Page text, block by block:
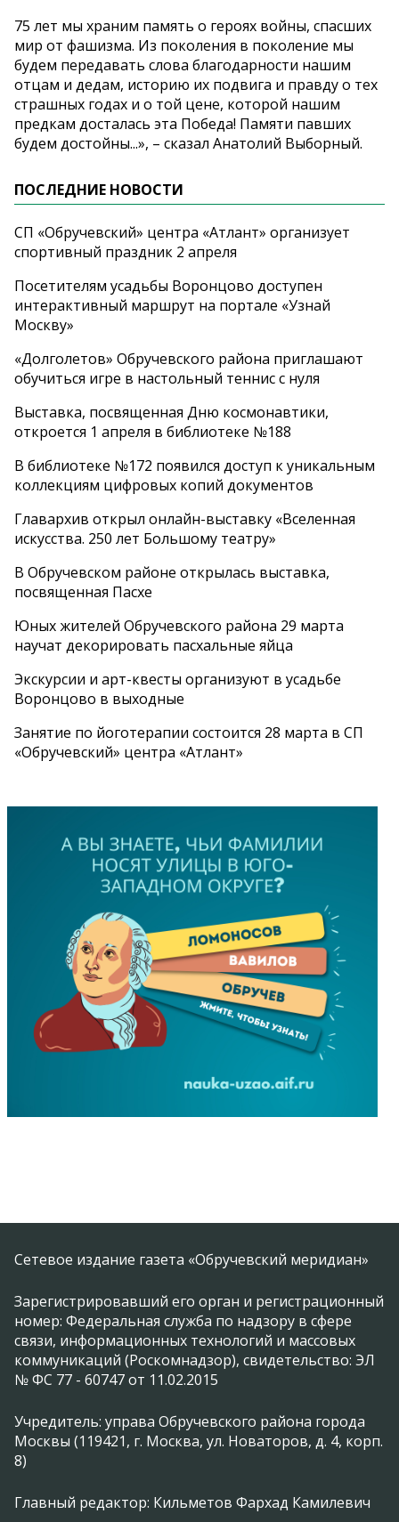
75 лет мы храним память о героях войны, спасших
мир от фашизма. Из поколения в поколение мы
будем передавать слова благодарности нашим
отцам и дедам, историю их подвига и правду о тех
страшных годах и о той цене, которой нашим
предкам досталась эта Победа! Памяти павших
будем достойны...», – сказал Анатолий Выборный.
ПОСЛЕДНИЕ НОВОСТИ
СП «Обручевский» центра «Атлант» организует
спортивный праздник 2 апреля
Посетителям усадьбы Воронцово доступен
интерактивный маршрут на портале «Узнай
Москву»
«Долголетов» Обручевского района приглашают
обучиться игре в настольный теннис с нуля
Выставка, посвященная Дню космонавтики,
откроется 1 апреля в библиотеке №188
В библиотеке №172 появился доступ к уникальным
коллекциям цифровых копий документов
Главархив открыл онлайн-выставку «Вселенная
искусства. 250 лет Большому театру»
В Обручевском районе открылась выставка,
посвященная Пасхе
Юных жителей Обручевского района 29 марта
научат декорировать пасхальные яйца
Экскурсии и арт-квесты организуют в усадьбе
Воронцово в выходные
Занятие по йоготерапии состоится 28 марта в СП
«Обручевский» центра «Атлант»
Сетевое издание газета «Обручевский меридиан»
Зарегистрировавший его орган и регистрационный
номер: Федеральная служба по надзору в сфере
связи, информационных технологий и массовых
коммуникаций (Роскомнадзор), свидетельство: ЭЛ
№ ФС 77 - 60747 от 11.02.2015
Учредитель: управа Обручевского района города
Москвы (119421, г. Москва, ул. Новаторов, д. 4, корп.
8)
Главный редактор: Кильметов Фархад Камилевич